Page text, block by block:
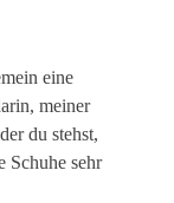
eine
meiner
du stehst,
Schuhe sehr